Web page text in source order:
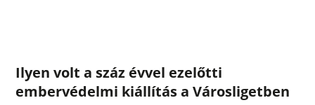
Ilyen volt a száz évvel ezelőtti
embervédelmi kiállítás a Városligetben